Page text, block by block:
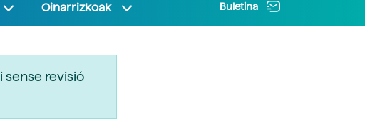
Oinarrizkoak Buletina
i sense revisió